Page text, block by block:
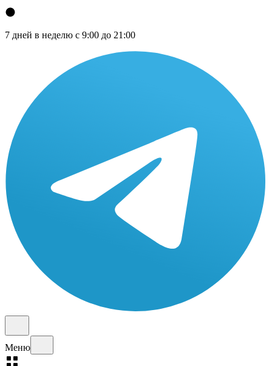
7 дней в неделю с 9:00 до 21:00
Меню